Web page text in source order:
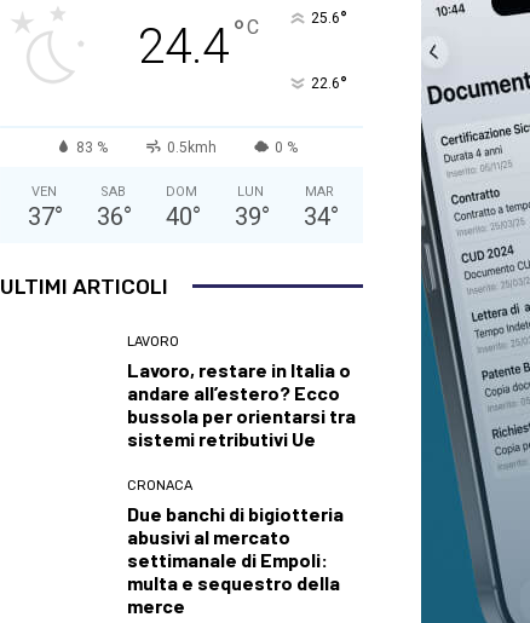
24.4°C 25.6°
22.6°
83 % 0.5kmh 0 %
VEN
37°
SAB
36°
DOM
40°
LUN
39°
MAR
34°
ULTIMI ARTICOLI
LAVORO
Lavoro, restare in Italia o
andare all’estero? Ecco
bussola per orientarsi tra
sistemi retributivi Ue
CRONACA
Due banchi di bigiotteria
abusivi al mercato
settimanale di Empoli:
multa e sequestro della
merce